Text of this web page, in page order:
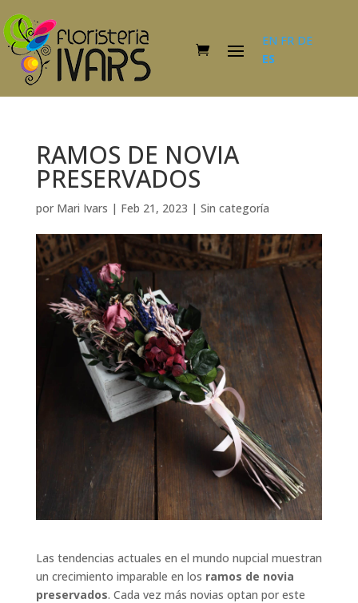
EN FR DE
ES
RAMOS DE NOVIA
PRESERVADOS
por Mari Ivars | Feb 21, 2023 | Sin categoría
Las tendencias actuales en el mundo nupcial muestran
un crecimiento imparable en los ramos de novia
preservados. Cada vez más novias optan por este